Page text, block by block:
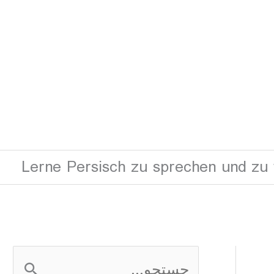
Lerne Persisch zu sprechen und